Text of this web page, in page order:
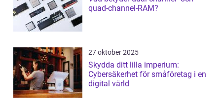
quad-channel-RAM?
27 oktober 2025
Skydda ditt lilla imperium:
Cybersäkerhet för småföretag i en
digital värld